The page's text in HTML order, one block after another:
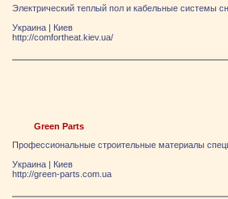
Электрический теплый пол и кабельные системы
Украина | Киев
http://comfortheat.kiev.ua/
Green Parts
Профессиональные строительные материалы
Украина | Киев
http://green-parts.com.ua